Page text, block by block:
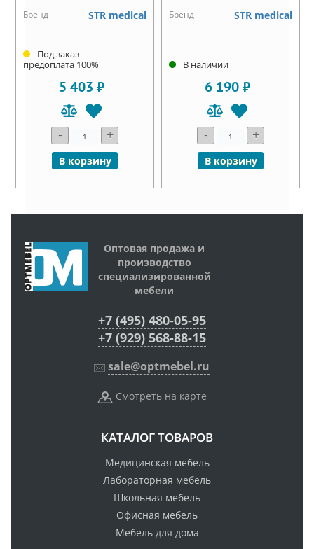
Бренд STR medical
Под заказ
предоплата 100%
5 403 ₽
- +
В корзину
Бренд STR medical
В наличии
6 190 ₽
- +
В корзину
Оптовая продажа и
производство
специализированной
мебели
+7 (495) 480-05-95
+7 (929) 568-88-15
sale@optmebel.ru
Смотреть на карте
КАТАЛОГ ТОВАРОВ
Медицинская мебель
Лабораторная мебель
Школьная мебель
Офисная мебель
Мебель для дома